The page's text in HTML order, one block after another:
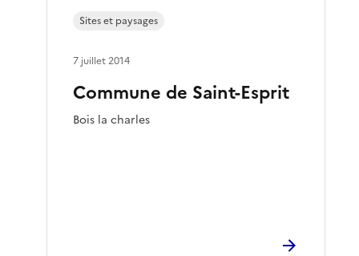
Commune de Saint-Esprit
Bois la charles
Sites et paysages
7 juillet 2014